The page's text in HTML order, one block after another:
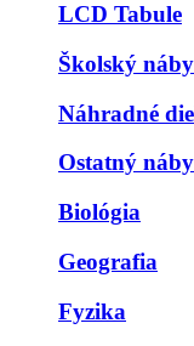
LCD Tabule
Školský
Náhradné
Ostatný
Biológia
Geografia
Fyzika